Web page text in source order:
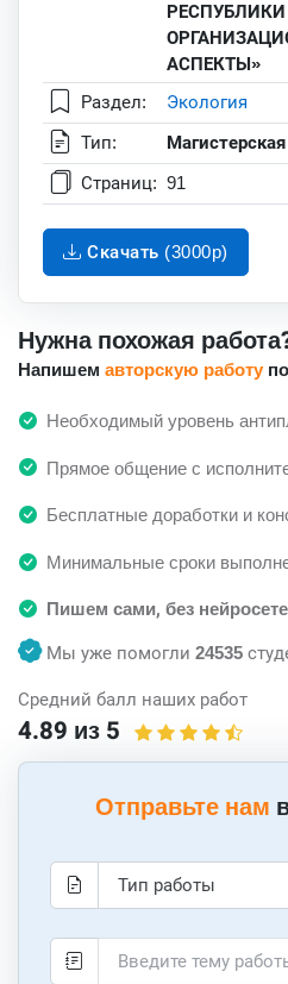
АСПЕКТЫ»
Раздел:
Экология
Тип:
Страниц: 91
Скачать (3000p)
Нужна похожая
Напишем авторскую работу
Необходимый уровень
Прямое общение с
Бесплатные доработки и
Минимальные сроки
Пишем сами, без
Мы уже помогли 24535
Средний балл наших работ
4.89 из 5
Отправьте нам